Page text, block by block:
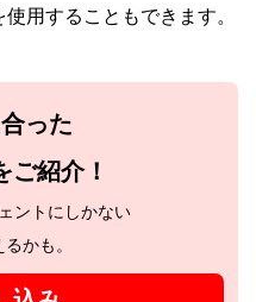
用することもできます。
った
ご紹介！
ントにしかない
かも。